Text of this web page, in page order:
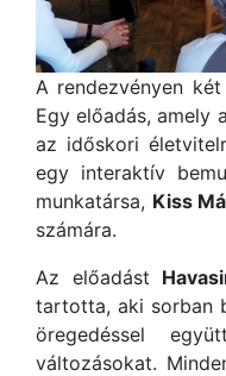
A rendezvényen
Egy előadás, amely
az időskori
egy interaktív
munkatársa, Kiss
számára.
Az előadást
tartotta, aki sorban
öregedéssel
változásokat.